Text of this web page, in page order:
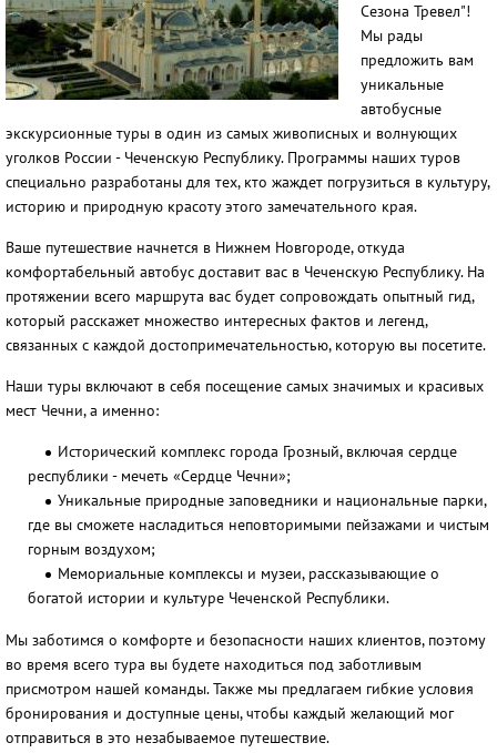
Сезона Тревел"!
Мы рады
предложить вам
уникальные
автобусные
экскурсионные туры в один из самых живописных и волнующих
уголков России - Чеченскую Республику. Программы наших туров
специально разработаны для тех, кто жаждет погрузиться в культуру,
историю и природную красоту этого замечательного края.
Ваше путешествие начнется в Нижнем Новгороде, откуда
комфортабельный автобус доставит вас в Чеченскую Республику. На
протяжении всего маршрута вас будет сопровождать опытный гид,
который расскажет множество интересных фактов и легенд,
связанных с каждой достопримечательностью, которую вы посетите.
Наши туры включают в себя посещение самых значимых и красивых
мест Чечни, а именно:
Исторический комплекс города Грозный, включая сердце
республики - мечеть «Сердце Чечни»;
Уникальные природные заповедники и национальные парки,
где вы сможете насладиться неповторимыми пейзажами и чистым
горным воздухом;
Мемориальные комплексы и музеи, рассказывающие о
богатой истории и культуре Чеченской Республики.
Мы заботимся о комфорте и безопасности наших клиентов, поэтому
во время всего тура вы будете находиться под заботливым
присмотром нашей команды. Также мы предлагаем гибкие условия
бронирования и доступные цены, чтобы каждый желающий мог
отправиться в это незабываемое путешествие.